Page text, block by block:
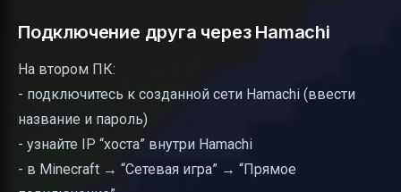
Подключение друга через Hamachi
На втором ПК:
- подключитесь к созданной сети Hamachi (ввести
название и пароль)
- узнайте IP “хоста” внутри Hamachi
- в Minecraft → “Сетевая игра” → “Прямое